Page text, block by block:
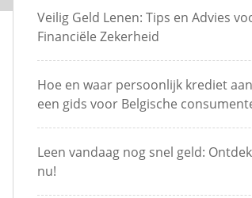
Veilig Geld Lenen: Tips en Advies
Financiële Zekerheid
Hoe en waar persoonlijk krediet
een gids voor Belgische
Leen vandaag nog snel geld:
nu!